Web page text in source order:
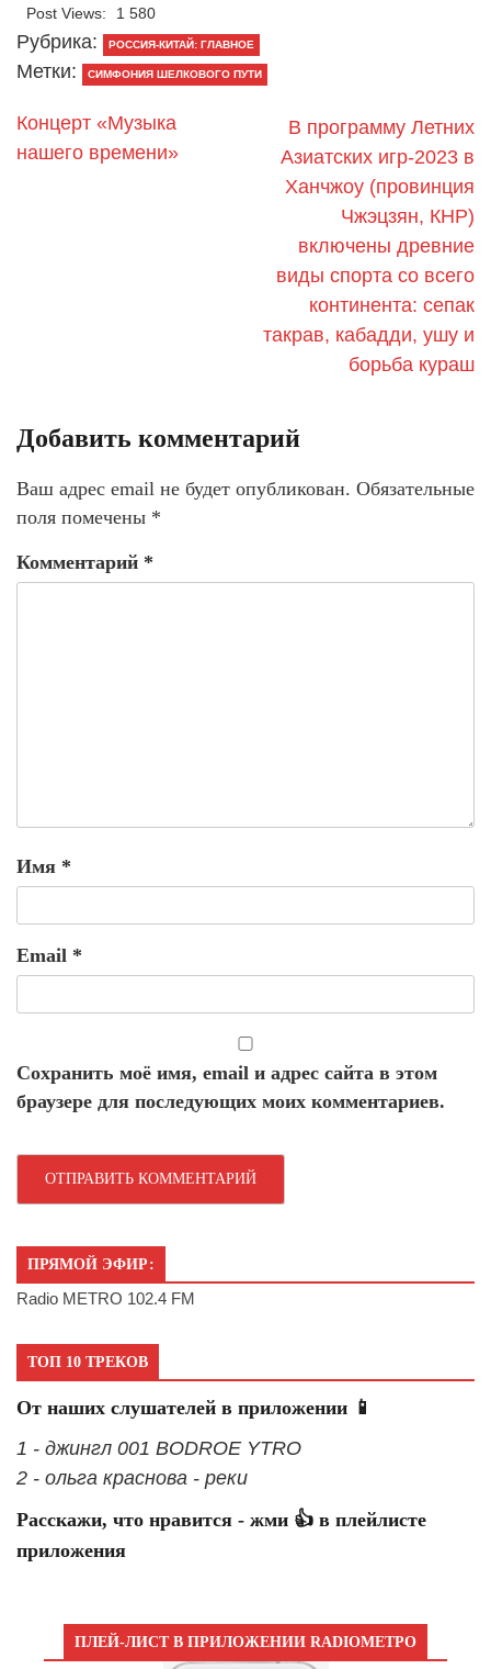
Post Views: 1 580
Рубрика: РОССИЯ-КИТАЙ: ГЛАВНОЕ
Метки: СИМФОНИЯ ШЕЛКОВОГО ПУТИ
Концерт «Музыка
нашего времени»
В программу Летних
Азиатских игр-2023 в
Ханчжоу (провинция
Чжэцзян, КНР)
включены древние
виды спорта со всего
континента: сепак
такрав, кабадди, ушу и
борьба кураш
Добавить комментарий
Ваш адрес email не будет опубликован. Обязательные
поля помечены *
Комментарий *
Имя *
Email *
Сохранить моё имя, email и адрес сайта в этом
браузере для последующих моих комментариев.
ПРЯМОЙ ЭФИР:
Radio METRO 102.4 FM
ТОП 10 ТРЕКОВ
От наших слушателей в приложении 📱
1 - джингл 001 BODROE YTRO
2 - ольга краснова - реки
Расскажи, что нравится - жми 👍 в плейлисте
приложения
ПЛЕЙ-ЛИСТ В ПРИЛОЖЕНИИ RADIOМЕТРО